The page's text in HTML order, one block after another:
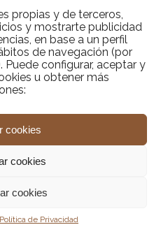
propias y de terceros,
y mostrarte publicidad
en base a un perfil
de navegación (por
configurar, aceptar y
u obtener más
cookies
cookies
cookies
Política de Privacidad